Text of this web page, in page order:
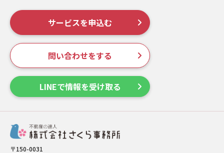
サービスを申込む
問い合わせをする
LINEで情報を受け取る
〒150-0031